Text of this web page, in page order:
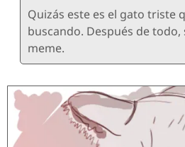
Quizás este es el gato triste
buscando. Después de
meme.